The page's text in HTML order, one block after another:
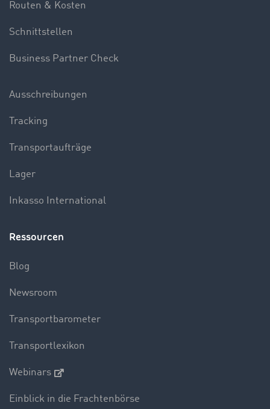
Routen & Kosten
Schnittstellen
Business Partner Check
Ausschreibungen
Tracking
Transportaufträge
Lager
Inkasso International
Ressourcen
Blog
Newsroom
Transportbarometer
Transportlexikon
Webinars
Einblick in die Frachtenbörse